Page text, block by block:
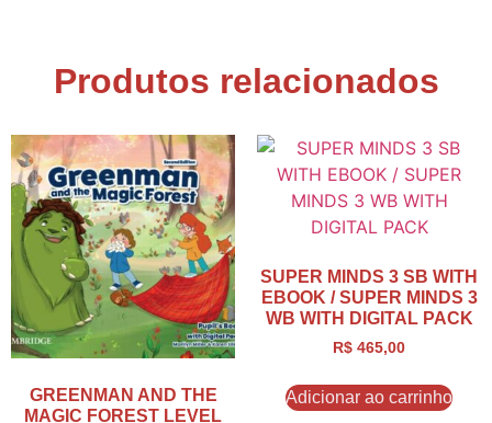
Produtos relacionados
GREENMAN AND THE
MAGIC FOREST LEVEL
SUPER MINDS 3 SB WITH
EBOOK / SUPER MINDS 3
WB WITH DIGITAL PACK
R$ 465,00
Adicionar ao carrinho